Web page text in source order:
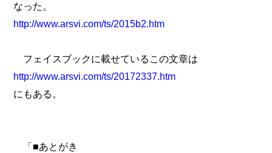
なった。
http://www.arsvi.com/ts/2015b2.htm
フェイスブックに載せているこの文章は
http://www.arsvi.com/ts/20172337.htm
にもある。
「■あとがき